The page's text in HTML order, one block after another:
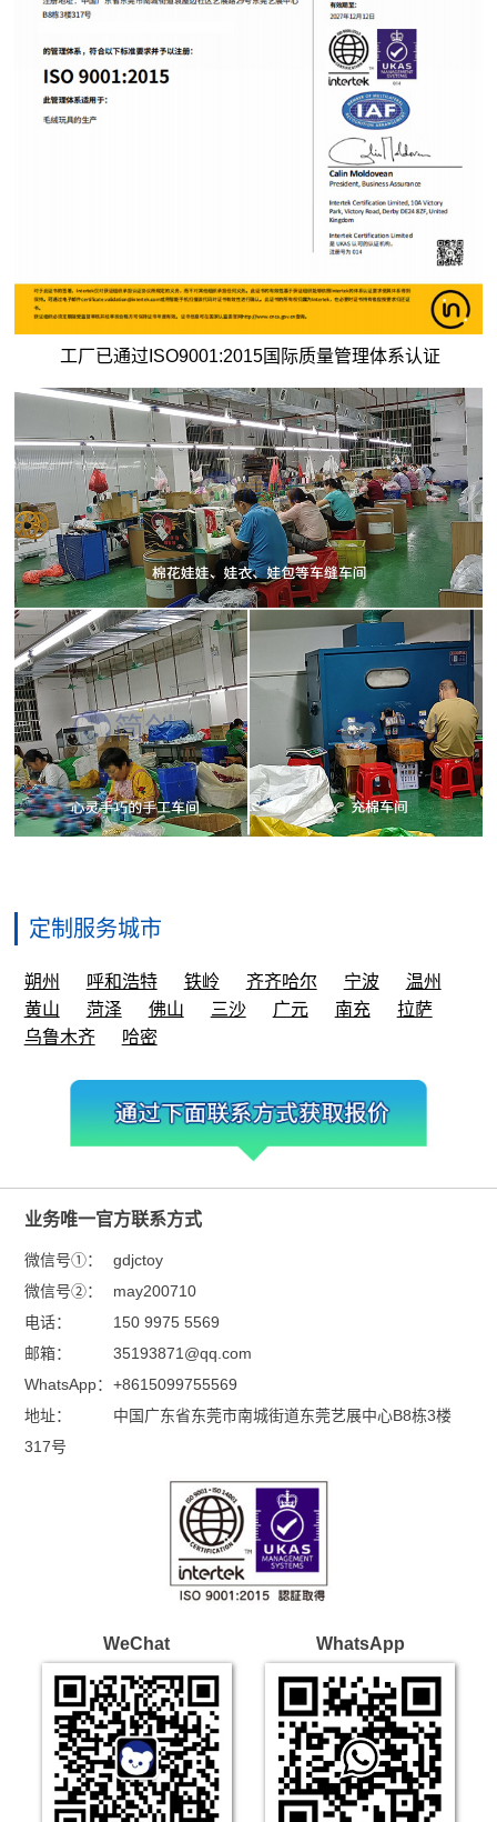
工厂已通过ISO9001:2015国际质量管理体系认证
定制服务城市
朔州 呼和浩特 铁岭 齐齐哈尔 宁波
温州
黄山
菏泽 佛山 三沙 广元 南充
拉萨
乌鲁木齐
哈密
业务唯一官方联系方式
微信号①：
gdjctoy
微信号②：
may200710
电话：
150 9975 5569
邮箱：
35193871@qq.com
WhatsApp： +8615099755569
地址：
中国广东省东莞市南城街道东莞艺展中心B8栋3楼
317号
WeChat WhatsApp